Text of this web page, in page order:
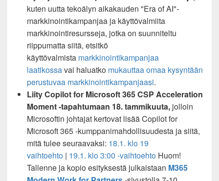
kuten uutta tekoälyn aikakauden "Era of AI"-
markkinointikampanjaa ja käyttövalmiita
markkinointiresursseja, jotka on suunniteltu
riippumatta siitä, etsitkö
käyttövalmista markkinointikampanjaa
laatikossavai haluatko mukauttaa omaa kysyntään
perustuvaa markkinointikampanjaasi.
Liity Copilot for Microsoft 365 CSP Acceleration
Moment -tapahtumaan 18. tammikuuta, jolloin
Microsoftin johtajat kertovat lisää Copilot for
Microsoft 365 -kumppanimahdollisuudesta ja siitä,
mitä tulee seuraavaksi: 18.1. klo 19
vaihtoehto | 19.1. klo 3:00 -vaihtoehto Huom!
Tallenne ja kopio esityksestä julkaistaan M365